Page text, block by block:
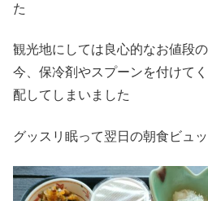
た
観光地にしては良心的なお値段
今、保冷剤やスプーンを付けて
配してしまいました
グッスリ眠って翌日の朝食ビュ